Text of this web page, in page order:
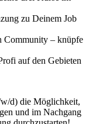
zu Deinem Job
Community – knüpfe
auf den Gebieten
w/d) die Möglichkeit,
und im Nachgang